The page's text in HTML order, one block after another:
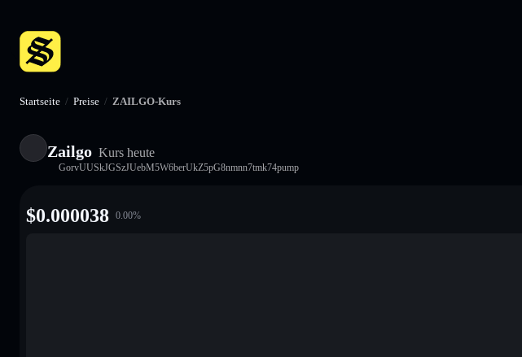
Startseite / Preise / ZAILGO-Kurs
Zailgo Kurs heute
GorvUUSkJGSzJUebM5W6berUkZ5pG8nmnn7tmk74pump
$0.000038 0.00%